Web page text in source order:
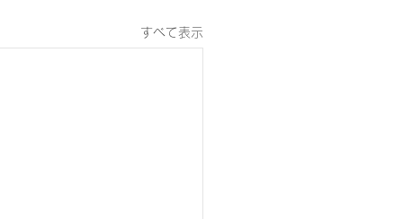
すべて表示